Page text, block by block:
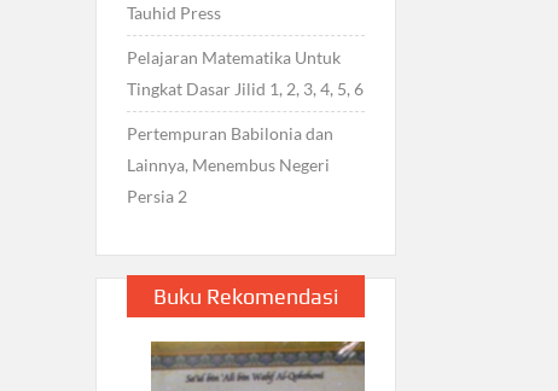
Tauhid Press
Pelajaran Matematika Untuk
Tingkat Dasar Jilid 1, 2, 3, 4, 5, 6
Pertempuran Babilonia dan
Lainnya, Menembus Negeri
Persia 2
Buku Rekomendasi